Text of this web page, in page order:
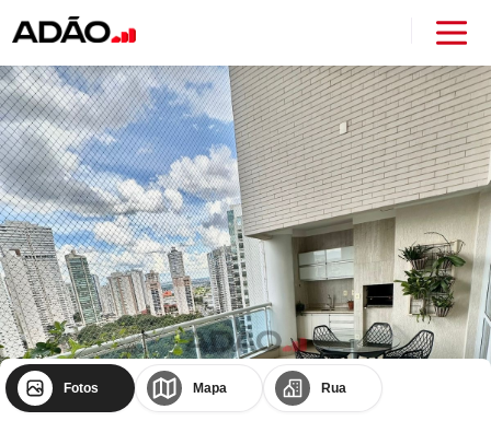
Fotos Mapa Rua